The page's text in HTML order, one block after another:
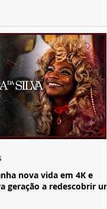
nova vida em 4K e
geração a redescobrir um